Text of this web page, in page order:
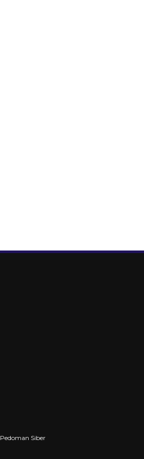
Pedoman Siber